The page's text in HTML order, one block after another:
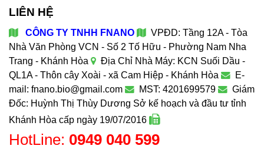
LIÊN HỆ
CÔNG TY TNHH FNANO
VPĐD: Tầng 12A - Tòa
Nhà Văn Phòng VCN - Số 2 Tố Hữu - Phường Nam Nha
Trang - Khánh Hòa
Địa Chỉ Nhà Máy: KCN Suối Dầu -
QL1A - Thôn cây Xoài - xã Cam Hiệp - Khánh Hòa
E-
mail: fnano.bio@gmail.com
MST: 4201699579
Giám
Đốc: Huỳnh Thị Thùy Dương Sở kế hoạch và đầu tư tỉnh
Khánh Hòa cấp ngày 19/07/2016
HotLine: 0949 040 599